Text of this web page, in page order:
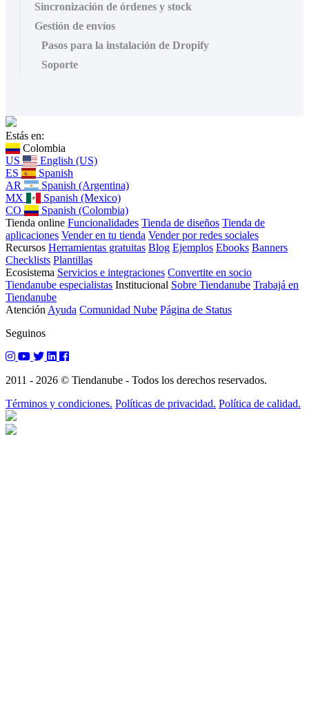
Sincronización de órdenes y stock
Gestión de envíos
Pasos para la instalación de Dropify
Soporte
Estás en:
Colombia
US
English (US)
ES
Spanish
AR
Spanish (Argentina)
MX
Spanish (Mexico)
CO
Spanish (Colombia)
Tienda online Funcionalidades Tienda de diseños Tienda de
aplicaciones Vender en tu tienda Vender por redes sociales
Recursos Herramientas gratuitas Blog Ejemplos Ebooks Banners
Checklists Plantillas
Ecosistema Servicios e integraciones Convertite en socio
Tiendanube especialistas Institucional Sobre Tiendanube Trabajá en
Tiendanube
Atención Ayuda Comunidad Nube Página de Status
Seguinos
2011 - 2026 © Tiendanube - Todos los derechos reservados.
Términos y condiciones. Políticas de privacidad. Política de calidad.